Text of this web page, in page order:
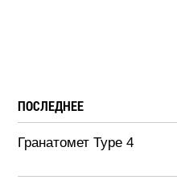
ПОСЛЕДНЕЕ
Гранатомет Type 4